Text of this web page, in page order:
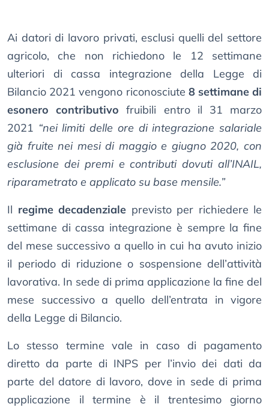
Ai datori di lavoro privati, esclusi quelli del settore
agricolo, che non richiedono le 12 settimane
ulteriori di cassa integrazione della Legge di
Bilancio 2021 vengono riconosciute 8 settimane di
esonero contributivo fruibili entro il 31 marzo
2021 “nei limiti delle ore di integrazione salariale
già fruite nei mesi di maggio e giugno 2020, con
esclusione dei premi e contributi dovuti all’INAIL,
riparametrato e applicato su base mensile.”
Il regime decadenziale previsto per richiedere le
settimane di cassa integrazione è sempre la fine
del mese successivo a quello in cui ha avuto inizio
il periodo di riduzione o sospensione dell’attività
lavorativa. In sede di prima applicazione la fine del
mese successivo a quello dell’entrata in vigore
della Legge di Bilancio.
Lo stesso termine vale in caso di pagamento
diretto da parte di INPS per l’invio dei dati da
parte del datore di lavoro, dove in sede di prima
applicazione il termine è il trentesimo giorno